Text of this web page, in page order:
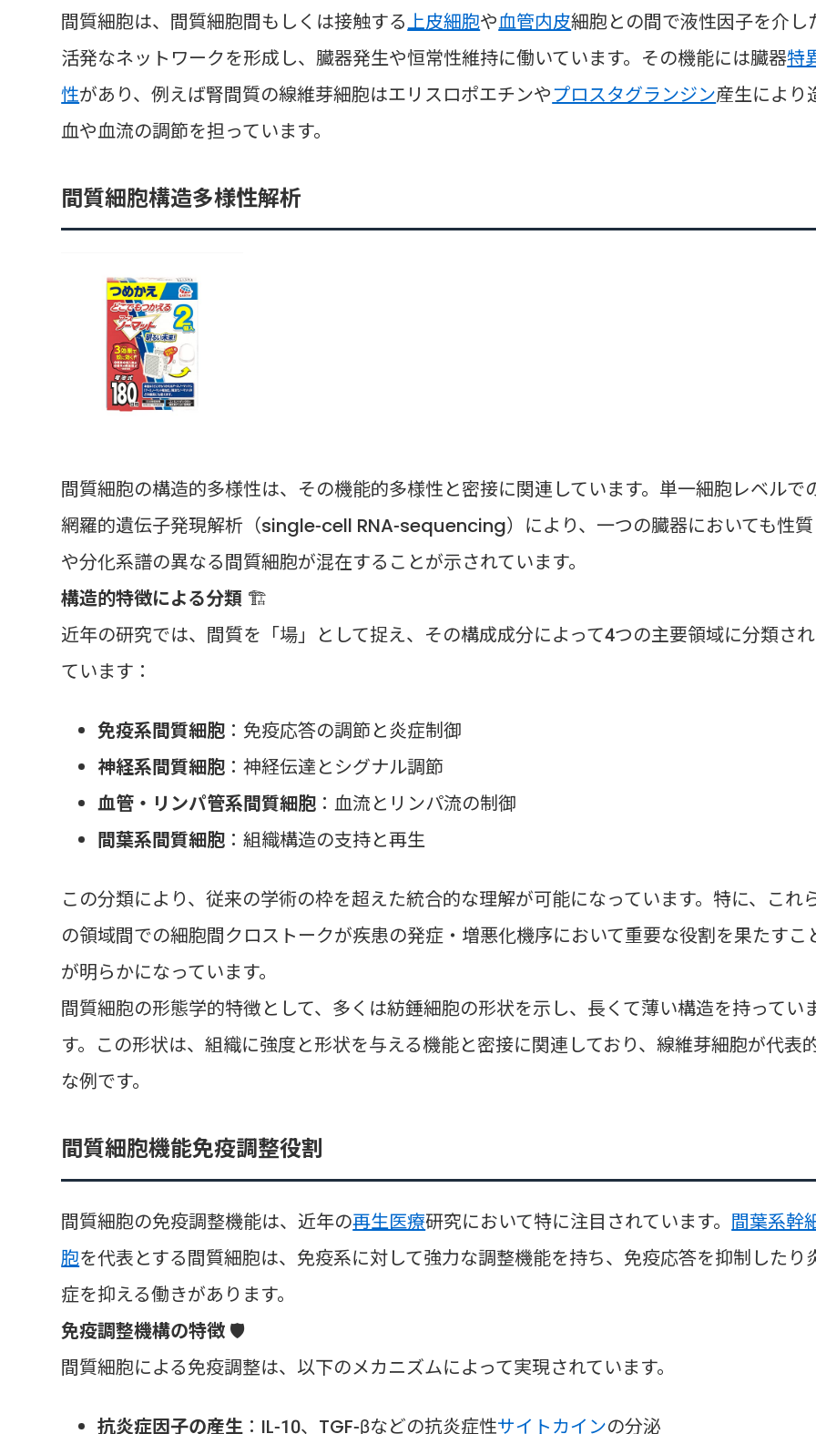
間質細胞は、間質細胞間もしくは接触する上皮細胞や血管内皮細胞との間で液性因子を介し
活発なネットワークを形成し、臓器発生や恒常性維持に働いています。その機能には臓器特
性があり、例えば腎間質の線維芽細胞はエリスロポエチンやプロスタグランジン産生により
血や血流の調節を担っています。
間質細胞構造多様性解析
間質細胞の構造的多様性は、その機能的多様性と密接に関連しています。単一細胞レベルで
網羅的遺伝子発現解析（single-cell RNA-sequencing）により、一つの臓器においても性質
や分化系譜の異なる間質細胞が混在することが示されています。
構造的特徴による分類 🏗️
近年の研究では、間質を「場」として捉え、その構成成分によって4つの主要領域に分類され
ています：
免疫系間質細胞 ：免疫応答の調節と炎症制御
神経系間質細胞 ：神経伝達とシグナル調節
血管・リンパ管系間質細胞 ：血流とリンパ流の制御
間葉系間質細胞 ：組織構造の支持と再生
この分類により、従来の学術の枠を超えた統合的な理解が可能になっています。特に、これ
の領域間での細胞間クロストークが疾患の発症・増悪化機序において重要な役割を果たすこ
が明らかになっています。
間質細胞の形態学的特徴として、多くは紡錘細胞の形状を示し、長くて薄い構造を持ってい
す。この形状は、組織に強度と形状を与える機能と密接に関連しており、線維芽細胞が代表
な例です。
間質細胞機能免疫調整役割
間質細胞の免疫調整機能は、近年の再生医療研究において特に注目されています。 間葉系幹
胞を代表とする間質細胞は、免疫系に対して強力な調整機能を持ち、免疫応答を抑制したり
症を抑える働きがあります。
免疫調整機構の特徴 🛡️
間質細胞による免疫調整は、以下のメカニズムによって実現されています。
抗炎症因子の産生 ：IL-10、TGF-βなどの抗炎症性サイトカインの分泌